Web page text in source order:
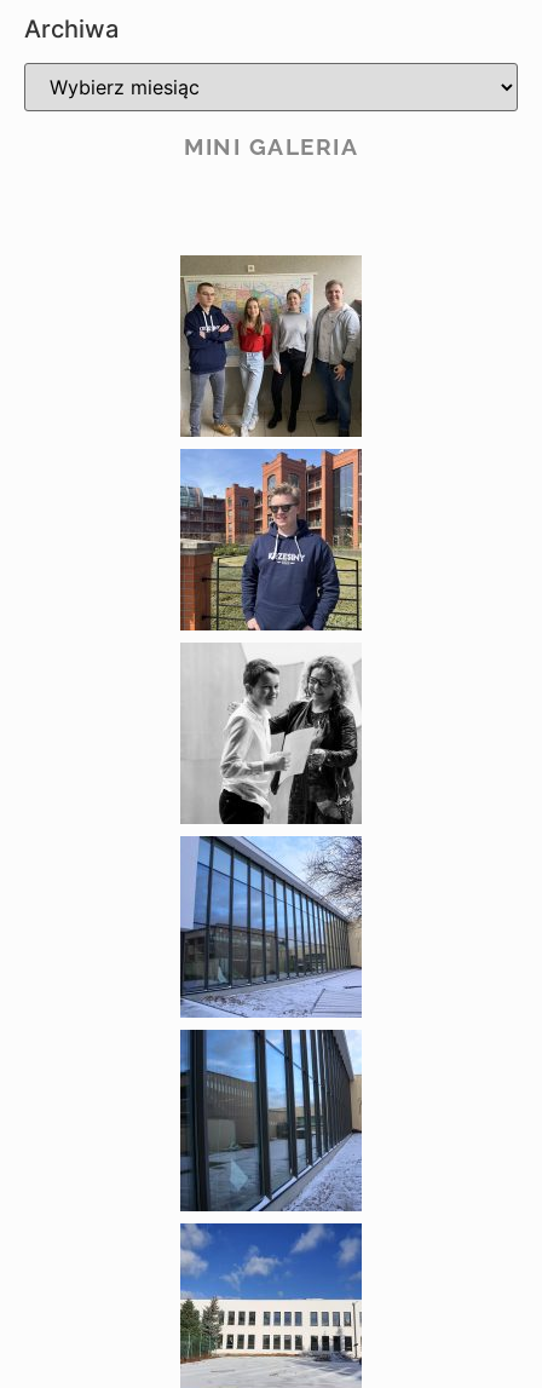
Archiwa
MINI GALERIA